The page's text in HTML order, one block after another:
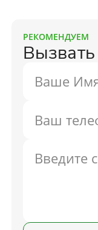
РЕКОМЕНДУЕМ